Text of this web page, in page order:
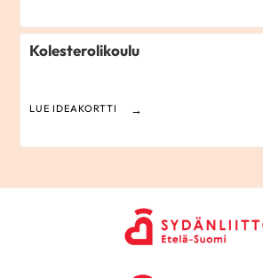
Kolesterolikoulu
LUE IDEAKORTTI